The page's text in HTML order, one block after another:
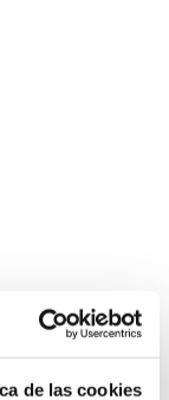
de las cookies